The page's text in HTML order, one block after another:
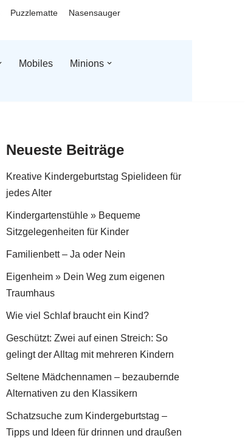
Puzzlematte
Nasensauger
Mobiles
Minions
Neueste Beiträge
Kreative Kindergeburtstag Spielideen für
jedes Alter
Kindergartenstühle » Bequeme
Sitzgelegenheiten für Kinder
Familienbett – Ja oder Nein
Eigenheim » Dein Weg zum eigenen
Traumhaus
Wie viel Schlaf braucht ein Kind?
Geschützt: Zwei auf einen Streich: So
gelingt der Alltag mit mehreren Kindern
Seltene Mädchennamen – bezaubernde
Alternativen zu den Klassikern
Schatzsuche zum Kindergeburtstag –
Tipps und Ideen für drinnen und draußen